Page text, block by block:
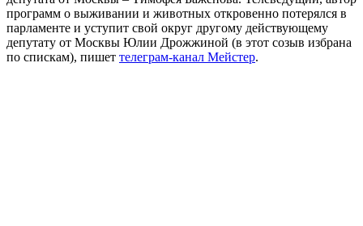
программ о выживании и животных откровенно потерялся в
парламенте и уступит свой округ другому действующему
депутату от Москвы Юлии Дрожжиной (в этот созыв избрана
по спискам), пишет телеграм-канал Мейстер.